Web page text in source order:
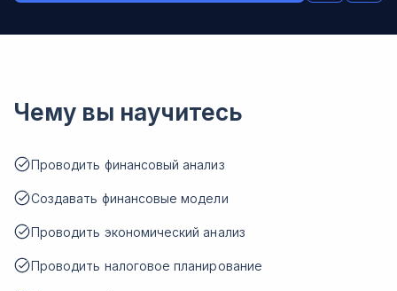
Чему вы научитесь
Проводить финансовый анализ
Создавать финансовые модели
Проводить экономический анализ
Проводить налоговое планирование